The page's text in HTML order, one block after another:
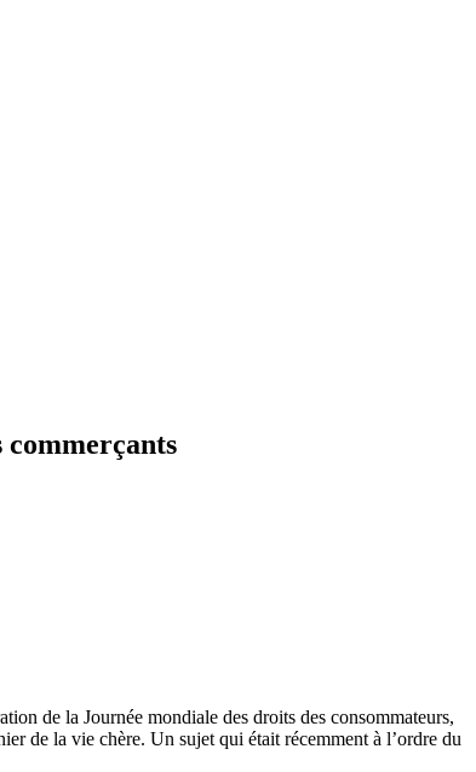
commerçants
de la Journée mondiale des droits des consommateurs,
de la vie chère. Un sujet qui était récemment à l’ordre du